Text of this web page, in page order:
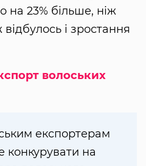
на 23% більше, ніж
і зростання
волоських
експортерам
конкурувати на